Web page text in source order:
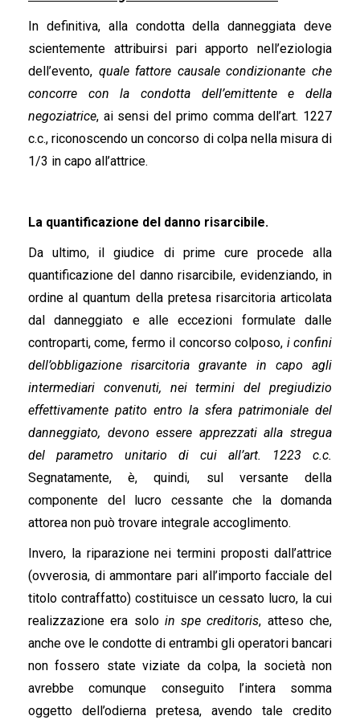
In definitiva, alla condotta della danneggiata deve
scientemente attribuirsi pari apporto nell’eziologia
dell’evento, quale fattore causale condizionante che
concorre con la condotta dell’emittente e della
negoziatrice, ai sensi del primo comma dell’art. 1227
c.c., riconoscendo un concorso di colpa nella misura di
1/3 in capo all’attrice.
La quantificazione del danno risarcibile.
Da ultimo, il giudice di prime cure procede alla
quantificazione del danno risarcibile, evidenziando, in
ordine al quantum della pretesa risarcitoria articolata
dal danneggiato e alle eccezioni formulate dalle
controparti, come, fermo il concorso colposo, i confini
dell’obbligazione risarcitoria gravante in capo agli
intermediari convenuti, nei termini del pregiudizio
effettivamente patito entro la sfera patrimoniale del
danneggiato, devono essere apprezzati alla stregua
del parametro unitario di cui all’art. 1223 c.c.
Segnatamente, è, quindi, sul versante della
componente del lucro cessante che la domanda
attorea non può trovare integrale accoglimento.
Invero, la riparazione nei termini proposti dall’attrice
(ovverosia, di ammontare pari all’importo facciale del
titolo contraffatto) costituisce un cessato lucro, la cui
realizzazione era solo in spe creditoris, atteso che,
anche ove le condotte di entrambi gli operatori bancari
non fossero state viziate da colpa, la società non
avrebbe comunque conseguito l’intera somma
oggetto dell’odierna pretesa, avendo tale credito